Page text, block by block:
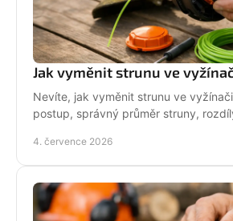
Jak vyměnit strunu ve
Nevíte, jak vyměnit strunu ve
postup, správný průměr struny,
4. července 2026